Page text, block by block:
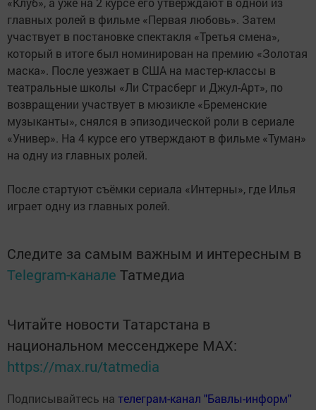
главных ролей в фильме «Первая любовь». Затем
участвует в постановке спектакля «Третья смена»,
который в итоге был номинирован на премию «Золотая
маска». После уезжает в США на мастер-классы в
театральные школы «Ли Страсберг и Джул-Арт», по
возвращении участвует в мюзикле «Бременские
музыканты», снялся в эпизодической роли в сериале
«Универ». На 4 курсе его утверждают в фильме «Туман»
на одну из главных ролей.
После стартуют съёмки сериала «Интерны», где Илья
играет одну из главных ролей.
Следите за самым важным и интересным в
Telegram-канале Татмедиа
Читайте новости Татарстана в
национальном мессенджере MАХ:
https://max.ru/tatmedia
Подписывайтесь на телеграм-канал "Бавлы-информ"